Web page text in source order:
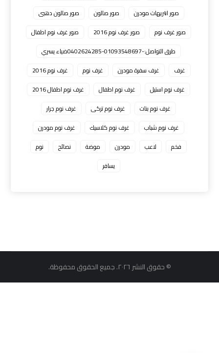
صور انتريهات مودرن
صور صالون
صور صالون دهبى
صور غرف نوم
صور غرف نوم 2016
صور غرف نوم اطفال
طرق التواصل:-01093548697-0402624285ضياء يسري
غرف
غرف سفرة مودرن غرف نوم
غرف نوم 2016
غرف نوم استيل
غرف نوم اطفال
غرف نوم اطفال 2016
غرف نوم بنات
غرف نوم تركى
غرف نوم جرار
غرف نوم شباب
غرف نوم كلاسيك
غرف نوم مودرن
فخم
لاعب مودرن موضة نصائح
نوم
يسافر
© حقوق النشر ٢٠٢٦. جميع الحقوق محفوظة.